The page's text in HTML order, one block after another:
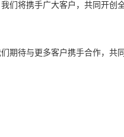
将携手广大客户，共同开创全
待与更多客户携手合作，共